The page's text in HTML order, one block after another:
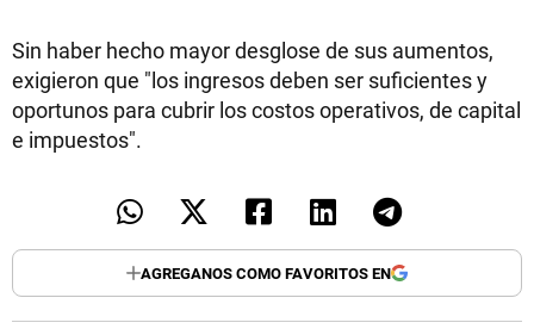
Sin haber hecho mayor desglose de sus aumentos,
exigieron que "los ingresos deben ser suficientes y
oportunos para cubrir los costos operativos, de capital
e impuestos".
AGREGANOS COMO FAVORITOS EN